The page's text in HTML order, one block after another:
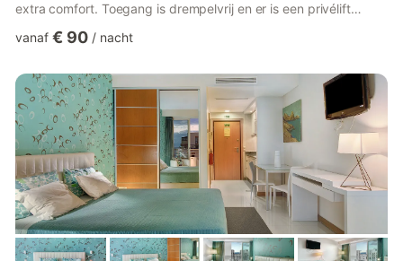
extra comfort. Toegang is drempelvrij en er is een privélift
kinderstoel beschikbaar. Het privébalkon is perfect om te
ligt dicht bij het strand en biedt gemakkelijke toegang tot het
openbaar vervoer. Feesten zijn niet toegestaan i...
vanaf € 90 / nacht